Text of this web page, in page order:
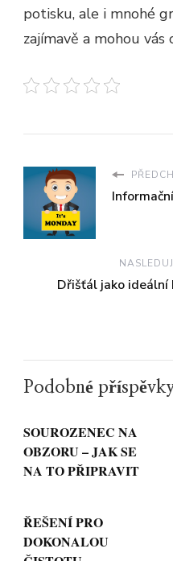
potisku, ale i mnohé
zajímavě a mohou vás
Dřišťál jako ideální
Podobné
SOUROZENEC NA
OBZORU – JAK SE
NA TO PŘIPRAVIT
ŘEŠENÍ PRO
DOKONALOU